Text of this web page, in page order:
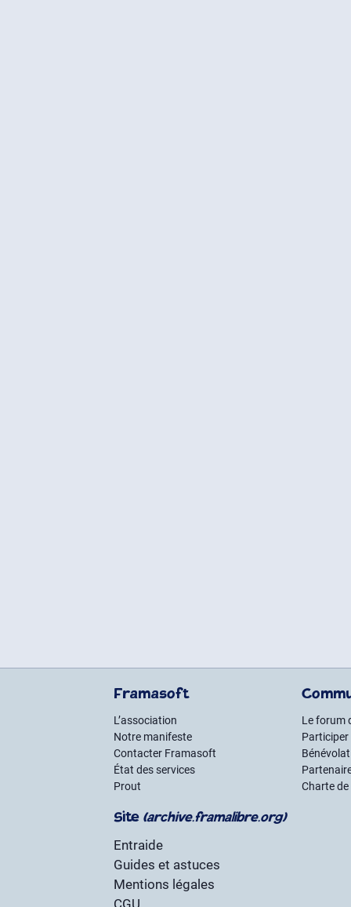
Framasoft
L’association
Notre manifeste
Contacter Framasoft
État des services
Prout
Le forum
Participer
Charte
Site (archive.framalibre.org)
Entraide
Guides et astuces
Mentions légales
CGU